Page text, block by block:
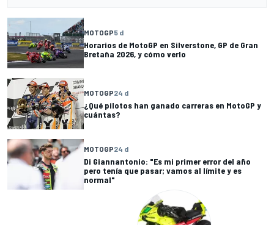
MOTOGP5 d
Horarios de MotoGP en Silverstone, GP de Gran
Bretaña 2026, y cómo verlo
MOTOGP24 d
¿Qué pilotos han ganado carreras en MotoGP y
cuántas?
MOTOGP24 d
Di Giannantonio: "Es mi primer error del año
pero tenía que pasar; vamos al límite y es
normal"